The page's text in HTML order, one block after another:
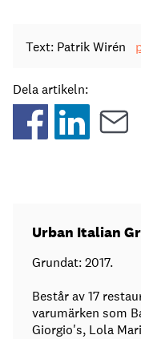
Text: Patrik Wirén
Dela artikeln:
Urban Italian
Grundat: 2017.
Består av 17
varumärken som
Giorgio's, Lola